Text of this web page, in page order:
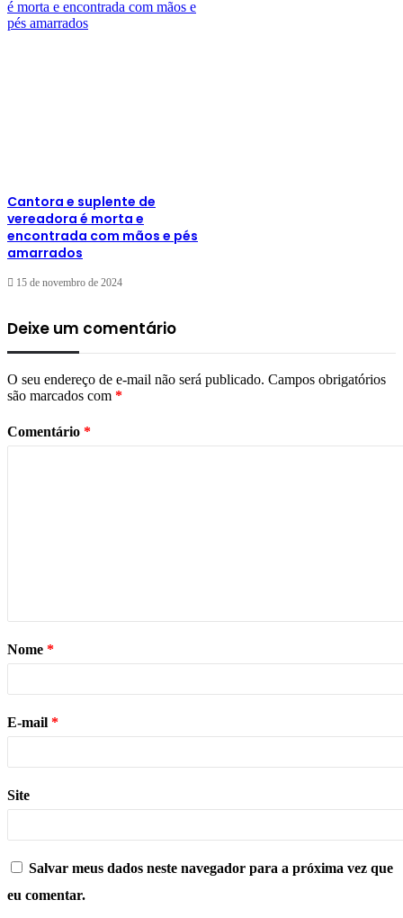
Cantora e suplente de
vereadora é morta e
encontrada com mãos e pés
amarrados
15 de novembro de 2024
Deixe um comentário
O seu endereço de e-mail não será publicado. Campos obrigatórios
são marcados com *
Comentário *
Nome *
E-mail *
Site
Salvar meus dados neste navegador para a próxima vez que
eu comentar.